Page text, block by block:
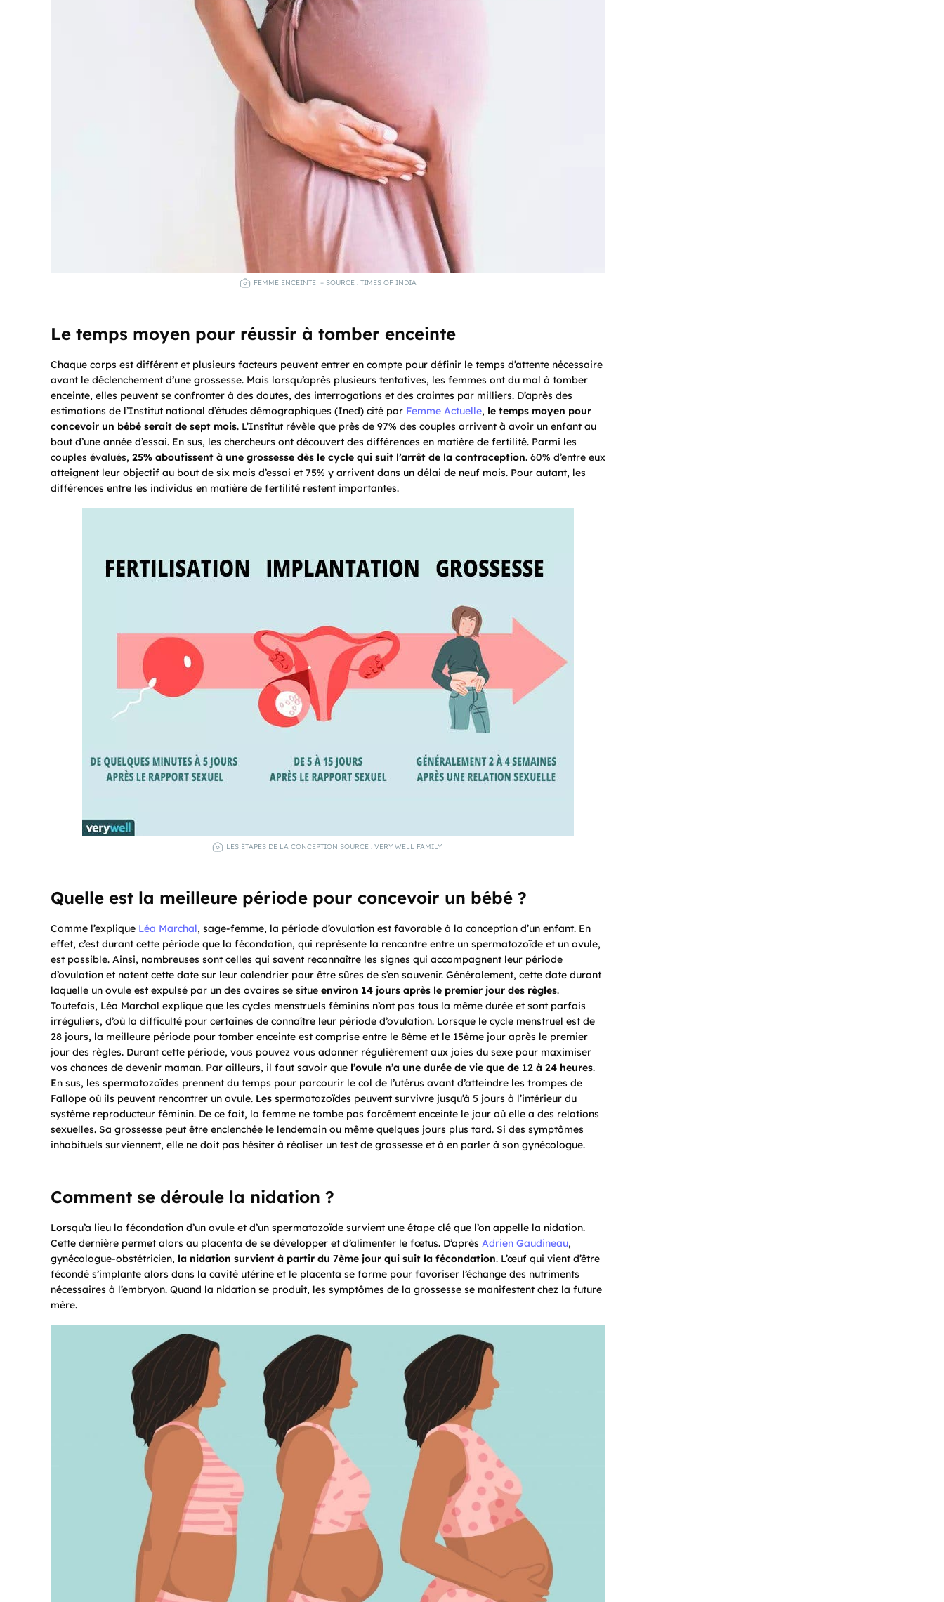
FEMME ENCEINTE – SOURCE : TIMES OF INDIA
Le temps moyen pour réussir à tomber enceinte
Chaque corps est différent et plusieurs facteurs peuvent entrer en compte pour définir le temps d’attente nécessaire
avant le déclenchement d’une grossesse. Mais lorsqu’après plusieurs tentatives, les femmes ont du mal à tomber
enceinte, elles peuvent se confronter à des doutes, des interrogations et des craintes par milliers. D’après des
estimations de l’Institut national d’études démographiques (Ined) cité par Femme Actuelle, le temps moyen pour
concevoir un bébé serait de sept mois. L’Institut révèle que près de 97% des couples arrivent à avoir un enfant au
bout d’une année d’essai. En sus, les chercheurs ont découvert des différences en matière de fertilité. Parmi les
couples évalués, 25% aboutissent à une grossesse dès le cycle qui suit l’arrêt de la contraception. 60% d’entre eux
atteignent leur objectif au bout de six mois d’essai et 75% y arrivent dans un délai de neuf mois. Pour autant, les
différences entre les individus en matière de fertilité restent importantes.
LES ÉTAPES DE LA CONCEPTION SOURCE : VERY WELL FAMILY
Quelle est la meilleure période pour concevoir un bébé ?
Comme l’explique Léa Marchal, sage-femme, la période d’ovulation est favorable à la conception d’un enfant. En
effet, c’est durant cette période que la fécondation, qui représente la rencontre entre un spermatozoïde et un ovule,
est possible. Ainsi, nombreuses sont celles qui savent reconnaître les signes qui accompagnent leur période
d’ovulation et notent cette date sur leur calendrier pour être sûres de s’en souvenir. Généralement, cette date durant
laquelle un ovule est expulsé par un des ovaires se situe environ 14 jours après le premier jour des règles.
Toutefois, Léa Marchal explique que les cycles menstruels féminins n’ont pas tous la même durée et sont parfois
irréguliers, d’où la difficulté pour certaines de connaître leur période d’ovulation. Lorsque le cycle menstruel est de
28 jours, la meilleure période pour tomber enceinte est comprise entre le 8ème et le 15ème jour après le premier
jour des règles. Durant cette période, vous pouvez vous adonner régulièrement aux joies du sexe pour maximiser
vos chances de devenir maman. Par ailleurs, il faut savoir que l’ovule n’a une durée de vie que de 12 à 24 heures.
En sus, les spermatozoïdes prennent du temps pour parcourir le col de l’utérus avant d’atteindre les trompes de
Fallope où ils peuvent rencontrer un ovule. Les spermatozoïdes peuvent survivre jusqu’à 5 jours à l’intérieur du
système reproducteur féminin. De ce fait, la femme ne tombe pas forcément enceinte le jour où elle a des relations
sexuelles. Sa grossesse peut être enclenchée le lendemain ou même quelques jours plus tard. Si des symptômes
inhabituels surviennent, elle ne doit pas hésiter à réaliser un test de grossesse et à en parler à son gynécologue.
Comment se déroule la nidation ?
Lorsqu’a lieu la fécondation d’un ovule et d’un spermatozoïde survient une étape clé que l’on appelle la nidation.
Cette dernière permet alors au placenta de se développer et d’alimenter le fœtus. D’après Adrien Gaudineau,
gynécologue-obstétricien, la nidation survient à partir du 7ème jour qui suit la fécondation. L’œuf qui vient d’être
fécondé s’implante alors dans la cavité utérine et le placenta se forme pour favoriser l’échange des nutriments
nécessaires à l’embryon. Quand la nidation se produit, les symptômes de la grossesse se manifestent chez la future
mère.